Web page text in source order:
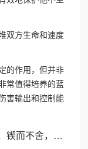
双方生命和速度
的作用，但并非
常值得培养的蓝
害输出和控制能
舍，日臻完美